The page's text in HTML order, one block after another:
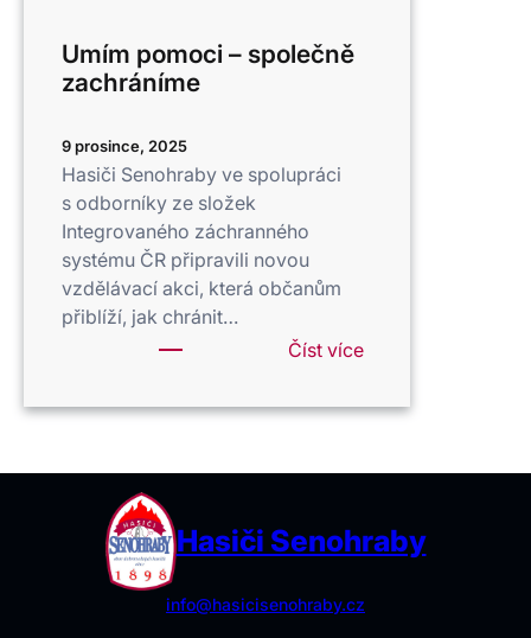
Umím pomoci – společně
zachráníme
9 prosince, 2025
Hasiči Senohraby ve spolupráci
s odborníky ze složek
Integrovaného záchranného
systému ČR připravili novou
vzdělávací akci, která občanům
přiblíží, jak chránit…
Číst více:
pomoci
Hasiči Senohraby
info@hasicisenohraby.cz